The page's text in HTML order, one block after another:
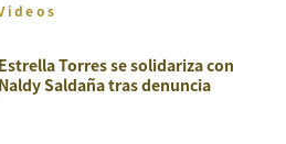
Estrella Torres se solidariza con
Naldy Saldaña tras denuncia